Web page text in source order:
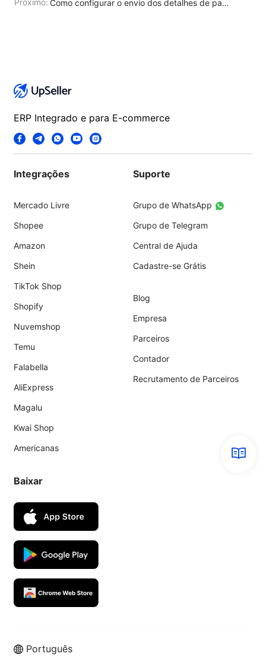
Próximo: Como configurar o envio dos detalhes de pagamento durante a emissão de notas fiscais no UpSeller?
ERP Integrado e para E-commerce
Integrações
Mercado Livre
Shopee
Amazon
Shein
TikTok Shop
Shopify
Nuvemshop
Temu
Falabella
AliExpress
Magalu
Kwai Shop
Americanas
Suporte
Grupo de WhatsApp
Grupo de Telegram
Central de Ajuda
Cadastre-se Grátis
Blog
Empresa
Parceiros
Contador
Recrutamento de Parceiros
Baixar
Português